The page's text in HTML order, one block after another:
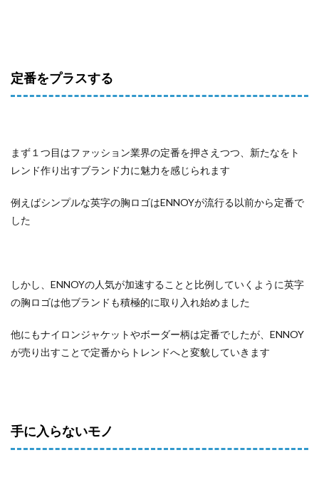
定番をプラスする
まず１つ目はファッション業界の定番を押さえつつ、新たなをト
レンド作り出すブランド力に魅力を感じられます
例えばシンプルな英字の胸ロゴはENNOYが流行る以前から定番で
した
しかし、ENNOYの人気が加速することと比例していくように英字
の胸ロゴは他ブランドも積極的に取り入れ始めました
他にもナイロンジャケットやボーダー柄は定番でしたが、ENNOY
が売り出すことで定番からトレンドへと変貌していきます
手に入らないモノ